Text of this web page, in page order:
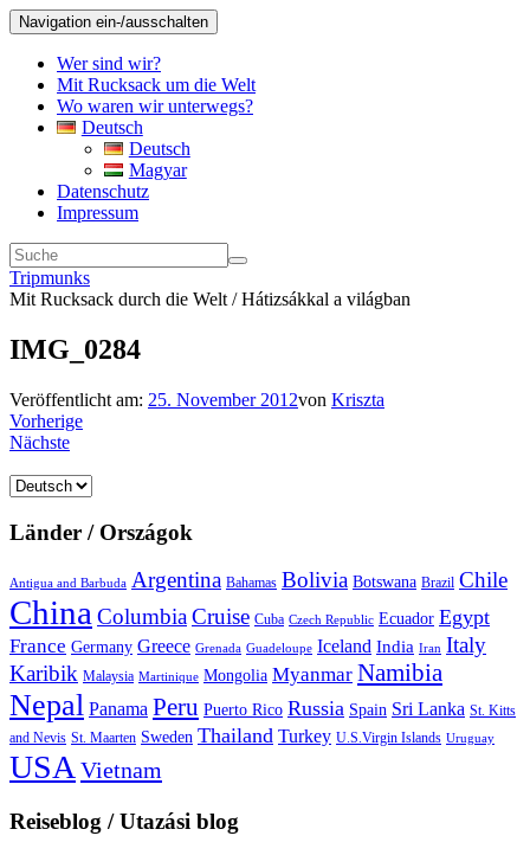
Navigation ein-/ausschalten
Wer sind wir?
Mit Rucksack um die Welt
Wo waren wir unterwegs?
Deutsch
Deutsch
Magyar
Datenschutz
Impressum
Tripmunks
Mit Rucksack durch die Welt / Hátizsákkal a világban
IMG_0284
Veröffentlicht am: 25. November 2012von Kriszta
Vorherige
Nächste
Sprache
Länder / Országok
Antigua and Barbuda Argentina Bahamas Bolivia Botswana Brazil Chile
China ColumbiaCruise Cuba Czech Republic Ecuador Egypt
France Germany Greece Grenada Guadeloupe Iceland India Iran Italy
Karibik Malaysia Martinique Mongolia Myanmar Namibia
Nepal Panama Peru Puerto Rico Russia Spain Sri Lanka St. Kitts
and Nevis St. Maarten Sweden Thailand Turkey U.S.Virgin Islands Uruguay
USAVietnam
Reiseblog / Utazási blog